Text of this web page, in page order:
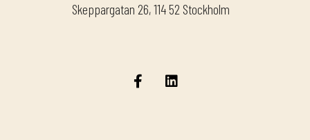
Skeppargatan 26, 114 52 Stockholm